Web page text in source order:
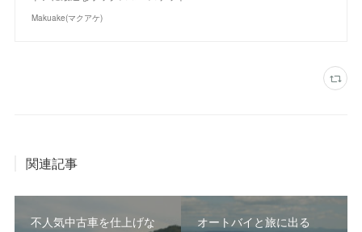
Makuake(マクアケ)
関連記事
不人気中古車を仕上げな
オートバイと旅に出る